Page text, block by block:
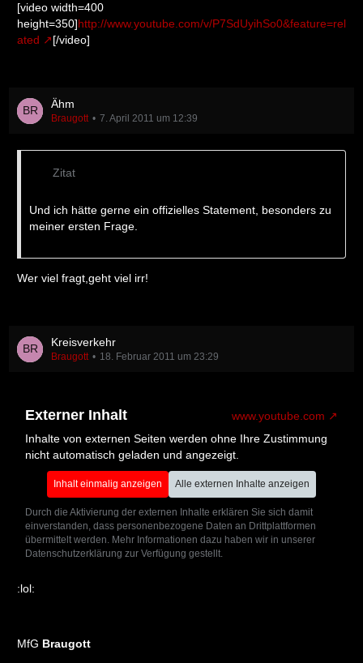
[video width=400
height=350]http://www.youtube.com/v/P7SdUyihSo0&feature=rel
ated
[/video]
Ähm
Braugott 7. April 2011 um 12:39
Zitat
Und ich hätte gerne ein offizielles Statement, besonders zu
meiner ersten Frage.
Wer viel fragt,geht viel irr!
Kreisverkehr
Braugott 18. Februar 2011 um 23:29
Externer Inhalt
www.youtube.com
Inhalte von externen Seiten werden ohne Ihre Zustimmung
nicht automatisch geladen und angezeigt.
Inhalt einmalig anzeigen Alle externen Inhalte anzeigen
Durch die Aktivierung der externen Inhalte erklären Sie sich damit
einverstanden, dass personenbezogene Daten an Drittplattformen
übermittelt werden. Mehr Informationen dazu haben wir in unserer
Datenschutzerklärung zur Verfügung gestellt.
:lol:
MfG Braugott